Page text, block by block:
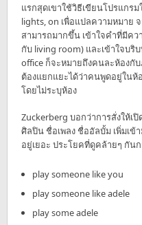
แรกสุดเขาใช้วิธีเขียนโปรแกร
lights, on เพื่อแปลความหมาย
สามารถมากขึ้น เข้าใจคำที่มีค
กับ living room) และเข้าใจบริ
office ก็จะหมายถึงคนละห้องกั
ต้องแยกแยะได้ว่าคนพูดอยู่ในห้
โดยไม่ระบุห้อง
Zuckerberg บอกว่าการสั่งให้เ
ศิลปิน ชื่อเพลง ชื่ออัลบั้ม เพิ่มเ
อยู่เยอะ ประโยคที่ดูคล้ายๆ กัน
play someone like you
play someone like adele
play some adele